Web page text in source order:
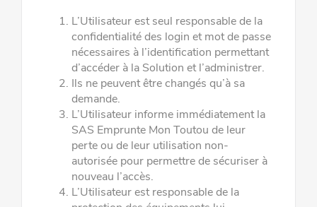
L’Utilisateur est seul responsable de la
confidentialité des login et mot de passe
nécessaires à l’identification permettant
d’accéder à la Solution et l’administrer.
Ils ne peuvent être changés qu’à sa
demande.
L’Utilisateur informe immédiatement la
SAS Emprunte Mon Toutou de leur
perte ou de leur utilisation non-
autorisée pour permettre de sécuriser à
nouveau l’accès.
L’Utilisateur est responsable de la